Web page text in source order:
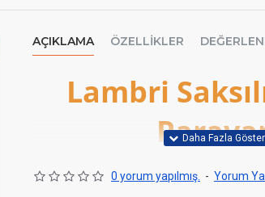
AÇIKLAMA ÖZELLIKLER
Lambri
0 yorum yapılmış. - Yorum